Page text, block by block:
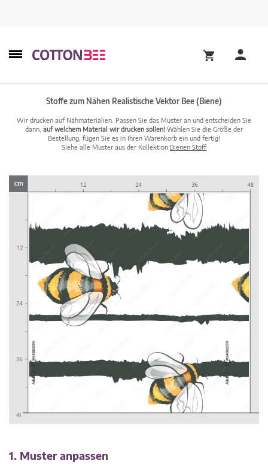
Stoffe zum Nähen Realistische Vektor Bee (Biene)
Wir drucken auf Nähmaterialien. Passen Sie das Muster an und entscheiden Sie
dann, auf welchem Material wir drucken sollen! Wählen Sie die Größe der
Bestellung, fügen Sie es in Ihren Warenkorb ein und fertig!
Siehe alle Muster aus der Kollektion Bienen Stoff
1. Muster anpassen